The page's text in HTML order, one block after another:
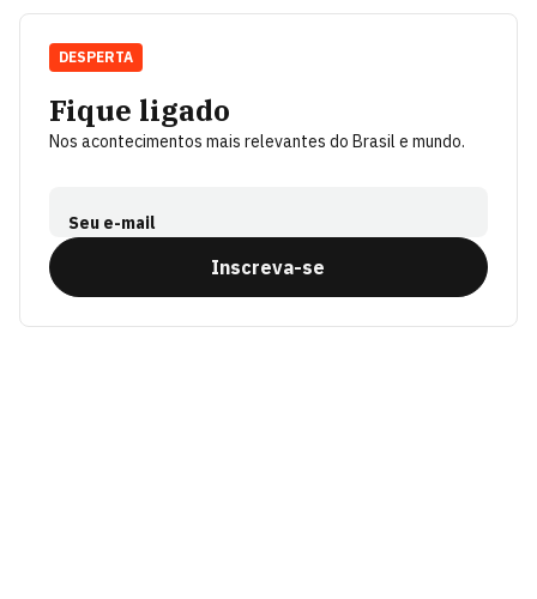
Fique ligado
Nos acontecimentos mais relevantes do Brasil e mundo.
Seu e-mail
Inscreva-se
DESPERTA